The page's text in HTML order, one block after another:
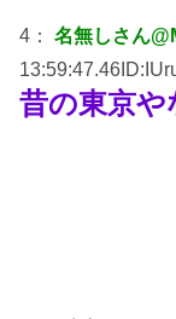
4： 名無しさん
昔の東京や